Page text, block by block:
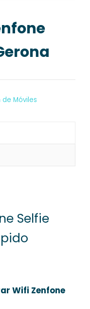
Móviles
Selfie
Wifi Zenfone